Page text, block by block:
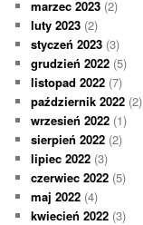
marzec 2023 (2)
luty 2023 (2)
styczeń 2023 (3)
grudzień 2022 (5)
listopad 2022 (7)
październik 2022 (2)
wrzesień 2022 (1)
sierpień 2022 (2)
lipiec 2022 (3)
czerwiec 2022 (5)
maj 2022 (4)
kwiecień 2022 (3)